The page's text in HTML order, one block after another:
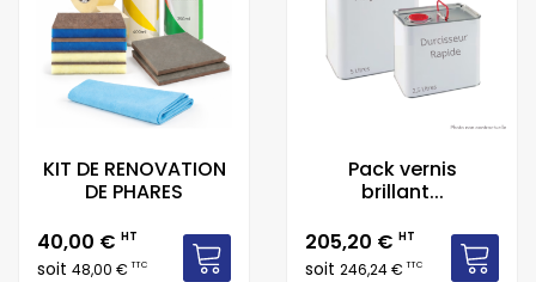
KIT DE RENOVATION
DE PHARES
Prix
40,00 € HT
soit 48,00 €TTC
Pack vernis
brillant...
Prix
205,20 € HT
soit 246,24 €TTC